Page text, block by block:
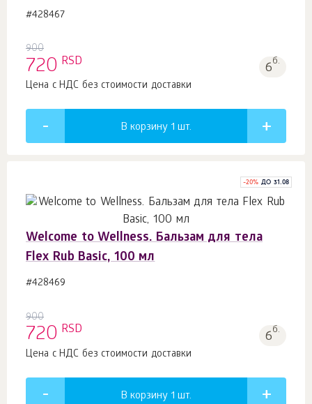
#428467
900
720 RSD 6б.
Цена с НДС без стоимости доставки
В корзину 1 шт.
-20% ДО 31.08
Welcome to Wellness. Бальзам для тела
Flex Rub Basic, 100 мл
#428469
900
720 RSD 6б.
Цена с НДС без стоимости доставки
В корзину 1 шт.